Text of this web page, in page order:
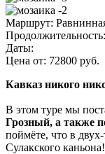
Маршрут:
Продолжительность:
Даты:
Цена от: 72800 руб.
Кавказ никого
В этом туре мы
Грозный, а также
поймёте, что в
Сулакского каньона!